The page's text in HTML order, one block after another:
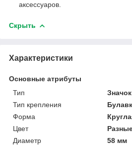
аксессуаров.
Скрыть
Характеристики
Основные атрибуты
Тип
Значок
Тип крепления
Форма
Цвет
Диаметр
58 мм